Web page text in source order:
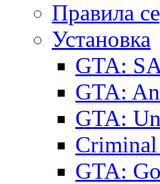
Правила
Установка
GTA:
GTA:
GTA:
Criminal
GTA: